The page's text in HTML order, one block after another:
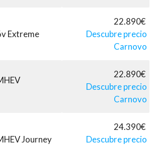
Extreme
22.890€
Descubre precio
Carnovo
22.890€
Descubre precio
Carnovo
Journey
24.390€
Descubre precio